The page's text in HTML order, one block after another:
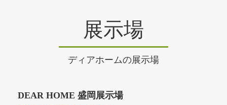
展示場
ディアホームの展示場
DEAR HOME 盛岡展示場